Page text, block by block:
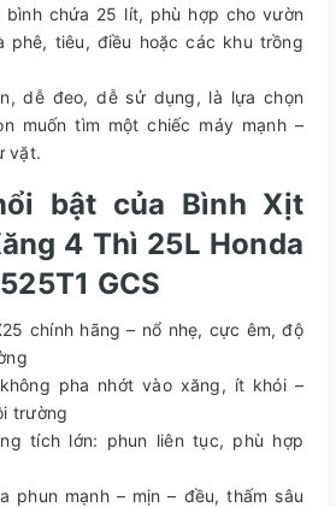
chứa 25 lít, phù hợp cho vườn
phê, tiêu, điều hoặc các khu trồng
dễ đeo, dễ sử dụng, là lựa chọn
muốn tìm một chiếc máy mạnh –
vặt.
bật của Bình Xịt
4 Thì 25L Honda
GCS
chính hãng – nổ nhẹ, cực êm, độ
pha nhớt vào xăng, ít khói –
trường
tích lớn: phun liên tục, phù hợp
phun mạnh – mịn – đều, thấm sâu